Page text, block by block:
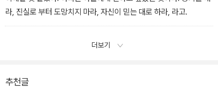
신의 마지막 소원과 마주하게 돼요. 그런 그들의 마지막 메시지를 마
음에 받아들이는 것은 살아 있는 사람들의 의무예요. 가가 씨는 그 의
면 똑같은 실수를 계속 반복하게 됩니다. -p.363
라, 진실로 부터 도망치지 마라, 자신이 믿는 대로 하라, 라고.
더보기
추천글